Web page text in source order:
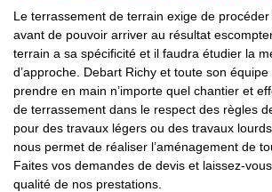
Le terrassement de terrain exige de
avant de pouvoir arriver au résultat
terrain a sa spécificité et il faudra étudier la
d’approche. Debart Richy et toute son
prendre en main n’importe quel chantier et
de terrassement dans le respect des règles
pour des travaux légers ou des travaux
nous permet de réaliser l’aménagement de
Faites vos demandes de devis et laissez-
qualité de nos prestations.